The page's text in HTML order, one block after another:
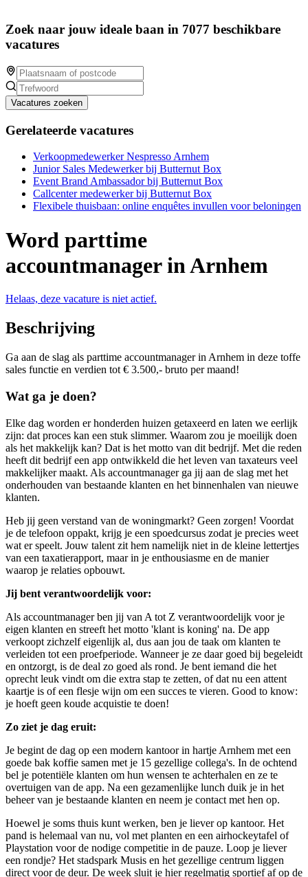
Zoek naar jouw ideale baan in 7077 beschikbare
vacatures
Vacatures zoeken
Gerelateerde vacatures
Verkoopmedewerker Nespresso Arnhem
Junior Sales Medewerker bij Butternut Box
Event Brand Ambassador bij Butternut Box
Callcenter medewerker bij Butternut Box
Flexibele thuisbaan: online enquêtes invullen voor beloningen
Word parttime
accountmanager in Arnhem
Helaas, deze vacature is niet actief.
Beschrijving
Ga aan de slag als parttime accountmanager in Arnhem in deze toffe
sales functie en verdien tot € 3.500,- bruto per maand!
Wat ga je doen?
Elke dag worden er honderden huizen getaxeerd en laten we eerlijk
zijn: dat proces kan een stuk slimmer. Waarom zou je moeilijk doen
als het makkelijk kan? Dat is het motto van dit bedrijf. Met die reden
heeft dit bedrijf een app ontwikkeld die het leven van taxateurs veel
makkelijker maakt. Als accountmanager ga jij aan de slag met het
onderhouden van bestaande klanten en het binnenhalen van nieuwe
klanten.
Heb jij geen verstand van de woningmarkt? Geen zorgen! Voordat
je de telefoon oppakt, krijg je een spoedcursus zodat je precies weet
wat er speelt. Jouw talent zit hem namelijk niet in de kleine lettertjes
van een taxatierapport, maar in je enthousiasme en de manier
waarop je relaties opbouwt.
Jij bent verantwoordelijk voor:
Als accountmanager ben jij van A tot Z verantwoordelijk voor je
eigen klanten en streeft het motto 'klant is koning' na. De app
verkoopt zichzelf eigenlijk al, dus aan jou de taak om klanten te
verleiden tot een proefperiode. Wanneer je ze daar goed bij begeleidt
en ontzorgt, is de deal zo goed als rond. Je bent iemand die het
oprecht leuk vindt om die extra stap te zetten, of dat nu een attent
kaartje is of een flesje wijn om een succes te vieren. Good to know:
je hoeft geen koude acquistie te doen!
Zo ziet je dag eruit:
Je begint de dag op een modern kantoor in hartje Arnhem met een
goede bak koffie samen met je 15 gezellige collega's. In de ochtend
bel je potentiële klanten om hun wensen te achterhalen en ze te
overtuigen van de app. Na een gezamenlijke lunch duik je in het
beheer van je bestaande klanten en neem je contact met hen op.
Hoewel je soms thuis kunt werken, ben je liever op kantoor. Het
pand is helemaal van nu, vol met planten en een airhockeytafel of
Playstation voor de nodige competitie in de pauze. Loop je liever
een rondje? Het stadspark Musis en het gezellige centrum liggen
direct voor de deur. De week sluit je hier regelmatig sportief af op de